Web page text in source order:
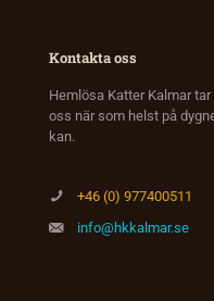
Kontakta oss
Hemlösa Katter Kalmar
oss när som helst på
kan.
+46 (0) 977400511
info@hkkalmar.se